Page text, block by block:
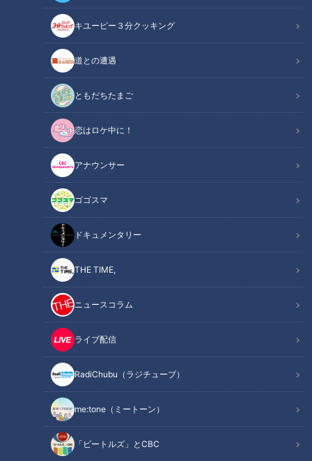
キユーピー３分クッキング
道との遭遇
ともだちたまご
恋はロケ中に！
アナウンサー
ゴゴスマ
ドキュメンタリー
THE TIME,
ニュースコラム
ライブ配信
RadiChubu（ラジチューブ）
me:tone（ミートーン）
「ビートルズ」とCBC
アナウンサー
アナウンサーYouTube企画
ひらがなの柔らかさをちゃんと表現されてるのかわいい。
■実際に読まれたマヌルネコのニュースはこちら
https://youtu.be/VOuqnJKez6I?si=CT8QBXcDjmSDGGpE
■お借りした企画はこちらMBSアナウンサー公式チャンネル
https://youtu.be/Cft7nJrdfvQ?si=znXFgUNYck4YOHUK
■チャンネル登録・コメント＆グッドボタンもよろしくお願い
します！■
------------------------------------------------------------
-----------
【動画もみてちょ】
https://youtu.be/UTXRIv3VWK4
https://youtu.be/KtIPLwWy_gE
https://youtu.be/MBodoN3B8nE
【再生リストもみてちょ】
https://www.youtube.com/playlist?